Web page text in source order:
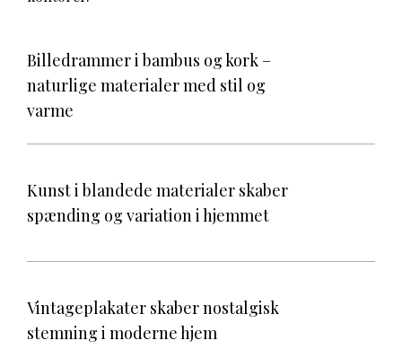
Billedrammer i bambus og kork –
naturlige materialer med stil og
varme
Kunst i blandede materialer skaber
spænding og variation i hjemmet
Vintageplakater skaber nostalgisk
stemning i moderne hjem